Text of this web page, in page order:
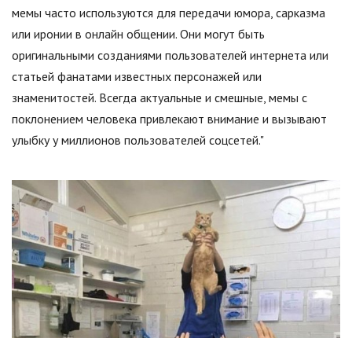
мемы часто используются для передачи юмора, сарказма
или иронии в онлайн общении. Они могут быть
оригинальными созданиями пользователей интернета или
статьей фанатами известных персонажей или
знаменитостей. Всегда актуальные и смешные, мемы с
поклонением человека привлекают внимание и вызывают
улыбку у миллионов пользователей соцсетей."